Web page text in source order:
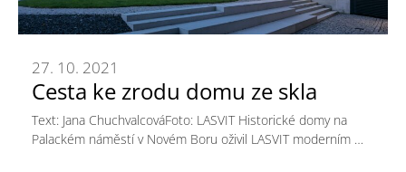
Cesta ke zrodu domu ze skla
27. 10. 2021
Text: Jana ChuchvalcováFoto: LASVIT Historické domy na
Palackém náměstí v Novém Boru oživil LASVIT moderním …